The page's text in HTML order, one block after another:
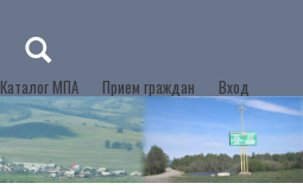
Каталог МПА Прием граждан Вход